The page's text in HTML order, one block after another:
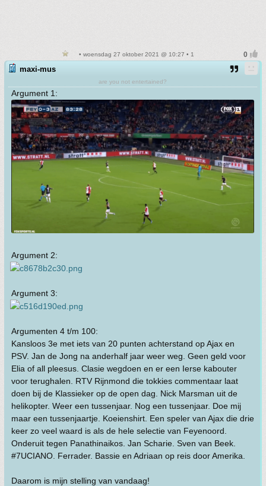
• woensdag 27 oktober 2021 @ 10:27 • 1
maxi-mus
are you not entertained?
Argument 1:
Argument 2:
Argument 3:
Argumenten 4 t/m 100:
Kansloos 3e met iets van 20 punten achterstand op Ajax en
PSV. Jan de Jong na anderhalf jaar weer weg. Geen geld voor
Elia of all pleesus. Clasie wegdoen en er een Ierse kabouter
voor terughalen. RTV Rijnmond die tokkies commentaar laat
doen bij de Klassieker op de open dag. Nick Marsman uit de
helikopter. Weer een tussenjaar. Nog een tussenjaar. Doe mij
maar een tussenjaartje. Koeienshirt. Een speler van Ajax die drie
keer zo veel waard is als de hele selectie van Feyenoord.
Onderuit tegen Panathinaikos. Jan Scharie. Sven van Beek.
#7UCIANO. Ferrader. Bassie en Adriaan op reis door Amerika.
Daarom is mijn stelling van vandaag!